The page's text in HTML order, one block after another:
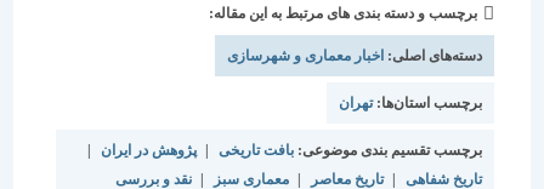
برچسب و دسته بندی های مرتبط به این مقاله:
دسته‌های اصلی:اخبار معماری و شهرسازی
برچسب استان‌ها:تهران
برچسب تقسیم بندی موضوعی:بافت تاریخی | پژوهش در ایران
|
تاریخ شفاهی | تاریخ معاصر | معماری سبز | نقد و بررسی